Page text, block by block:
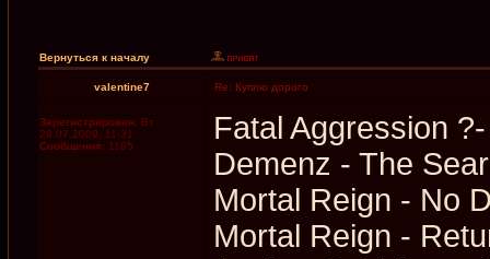
Вернуться к началу
valentine7 Re: Куплю дорого
Зарегистрирован: Вт
28.07.2009, 11:31
Сообщения: 1185
Fatal Aggression
Demenz - The
Mortal Reign - No
Mortal Reign -